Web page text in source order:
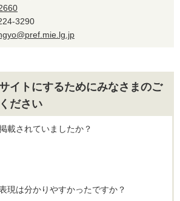
3290
イトにするためにみなさまのご
ださい
載されていましたか？
現は分かりやすかったですか？